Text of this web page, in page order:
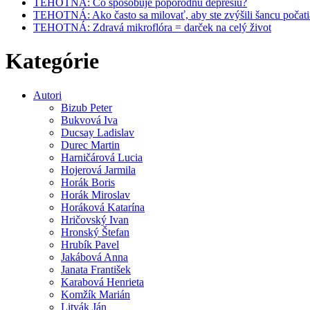
TEHOTNÁ: Ako často sa milovať, aby ste zvýšili šancu
TEHOTNÁ: Zdravá mikroflóra = darček na celý život
Kategórie
Autori
Bizub Peter
Bukvová Iva
Ducsay Ladislav
Durec Martin
Harničárová Lucia
Hojerová Jarmila
Horák Boris
Horák Miroslav
Horáková Katarína
Hričovský Ivan
Hronský Štefan
Hrubík Pavel
Jakábová Anna
Janata František
Karabová Henrieta
Komžík Marián
Litvák Ján